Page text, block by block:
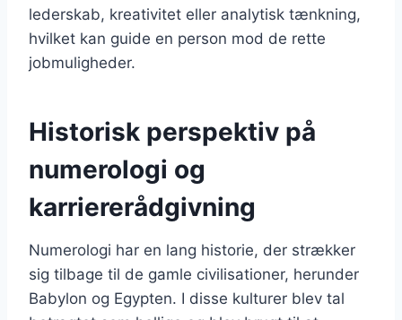
lederskab, kreativitet eller analytisk tænkning,
hvilket kan guide en person mod de rette
jobmuligheder.
Historisk perspektiv på
numerologi og
karriererådgivning
Numerologi har en lang historie, der strækker
sig tilbage til de gamle civilisationer, herunder
Babylon og Egypten. I disse kulturer blev tal